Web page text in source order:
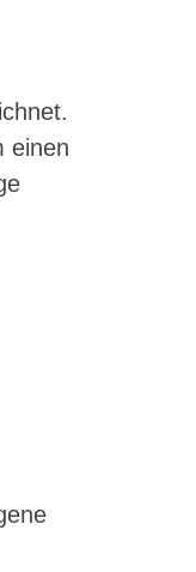
einen